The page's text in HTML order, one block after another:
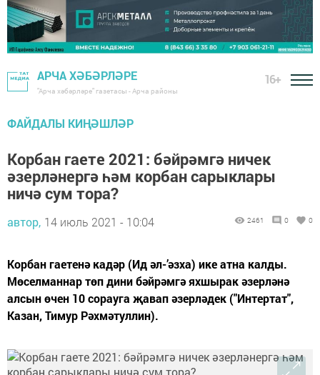
АРЧА ХӘБӘРЛӘРЕ
"Арча хәбәрләре" газетасы - Арча районы
16+
ФАЙДАЛЫ КИҢӘШЛӘР
Корбан гаете 2021: бәйрәмгә ничек
әзерләнергә һәм корбан сарыклары
ничә сум тора?
автор, 14 июль 2021 - 10:04 2461 0 0
Корбан гаетенә кадәр (Ид әл-’әзха) ике атна калды.
Мөселманнар төп дини бәйрәмгә яхшырак әзерләнә
алсын өчен 10 сорауга җавап әзерләдек ("Интертат",
Казан, Тимур Рәхмәтуллин).